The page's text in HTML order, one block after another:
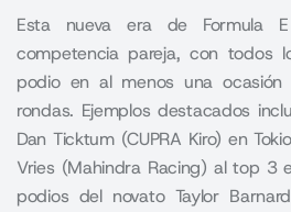
Esta nueva era de Formula
competencia pareja, con todos
podio en al menos una
rondas. Ejemplos destacados
Dan Ticktum (CUPRA Kiro) en
Vries (Mahindra Racing) al top 3
podios del novato Taylor